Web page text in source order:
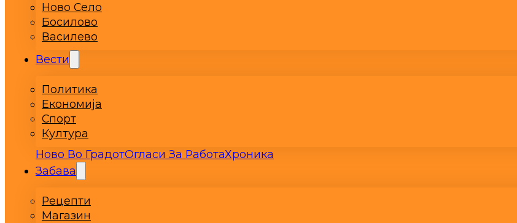
Ново Село
Босилово
Василево
Вести
Политика
Економија
Спорт
Култура
Ново Во ГрадотОгласи За РаботаХроника
Забава
Рецепти
Магазин